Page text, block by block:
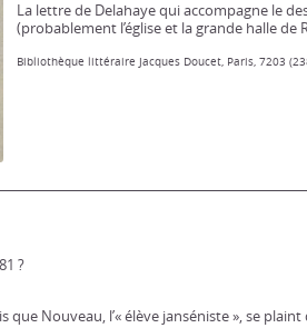
La lettre de Delahaye qui accompagne le
(probablement l’église et la grande halle
Bibliothèque littéraire Jacques Doucet, Paris, 7203
?
que Nouveau, l’« élève janséniste », se